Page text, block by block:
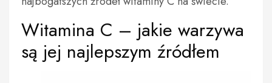
Witamina C – jakie warzywa
są jej najlepszym źródłem